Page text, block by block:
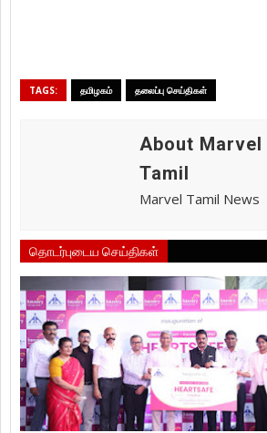
TAGS: தமிழகம் தலைப்பு செய்திகள்
About Marvel
Tamil
Marvel Tamil News
தொடர்புடைய செய்திகள்